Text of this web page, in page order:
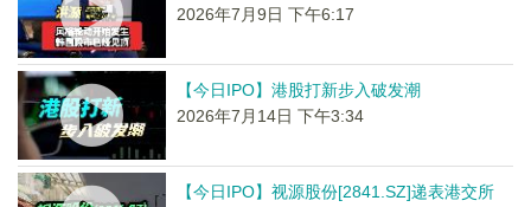
2026年7月9日 下午6:17
【今日IPO】港股打新步入破发潮
2026年7月14日 下午3:34
【今日IPO】视源股份[2841.SZ]递表港交所